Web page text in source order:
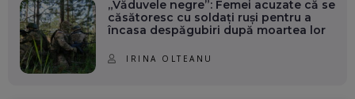
„Văduvele negre”: Femei acuzate că se
căsătoresc cu soldați ruși pentru a
încasa despăgubiri după moartea lor
IRINA OLTEANU